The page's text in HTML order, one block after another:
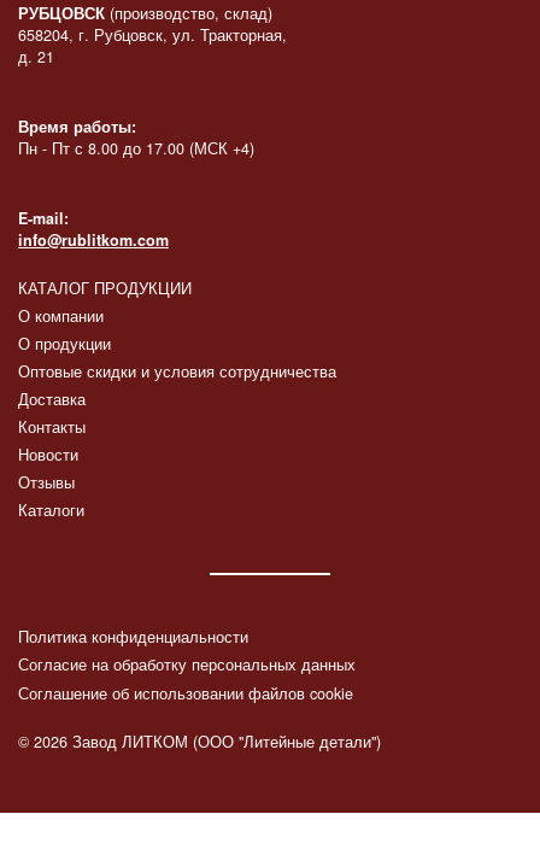
РУБЦОВСК (производство, склад)
658204, г. Рубцовск, ул. Тракторная,
д. 21
Время работы:
Пн - Пт с 8.00 до 17.00 (МСК +4)
E-mail:
info@rublitkom.com
КАТАЛОГ ПРОДУКЦИИ
О компании
О продукции
Оптовые скидки и условия сотрудничества
Доставка
Контакты
Новости
Отзывы
Каталоги
Политика конфиденциальности
Согласие на обработку персональных данных
Соглашение об использовании файлов cookie
© 2026 Завод ЛИТКОМ (ООО "Литейные детали")